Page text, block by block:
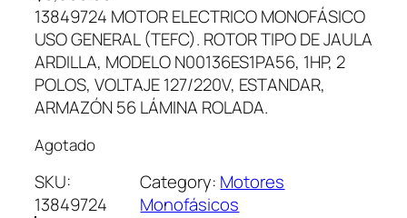
13849724 MOTOR ELECTRICO MONOFÁSICO
USO GENERAL (TEFC). ROTOR TIPO DE JAULA
ARDILLA, MODELO N00136ES1PA56, 1HP, 2
POLOS, VOLTAJE 127/220V, ESTANDAR,
ARMAZÓN 56 LÁMINA ROLADA.
Agotado
SKU:
13849724
Category: Motores
Monofásicos